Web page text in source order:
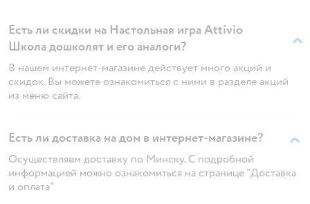
Есть ли скидки на Настольная игра Attivio
Школа дошколят и его аналоги?
В нашем интернет-магазине действует много акций и
скидок. Вы можете ознакомиться с ними в разделе акций
из меню сайта.
Есть ли доставка на дом в интернет-магазине?
Осуществляем доставку по Минску. С подробной
информацией можно ознакомиться на странице "Доставка
и оплата"